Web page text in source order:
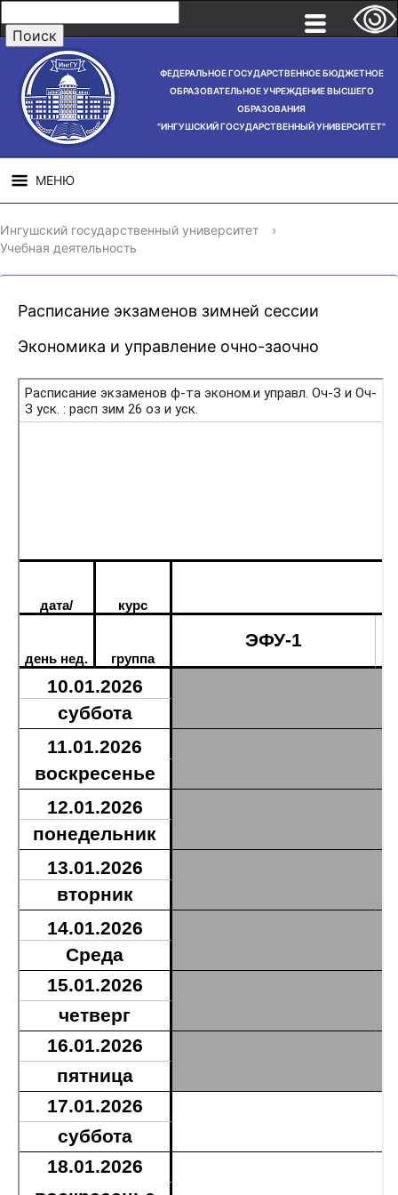
ФЕДЕРАЛЬНОЕ ГОСУДАРСТВЕННОЕ БЮДЖЕТНОЕ
ОБРАЗОВАТЕЛЬНОЕ УЧРЕЖДЕНИЕ ВЫСШЕГО
ОБРАЗОВАНИЯ
"ИНГУШСКИЙ ГОСУДАРСТВЕННЫЙ УНИВЕРСИТЕТ"
МЕНЮ
СВЕДЕНИЯ ОБ
ОБРАЗОВАТЕЛЬНОЙ
НАУЧНАЯ
ДЕЯТЕЛЬНОСТЬ
Ингушский государственный университет
›
Учебная деятельность
Расписание экзаменов зимней сессии
Экономика и управление очно-заочно